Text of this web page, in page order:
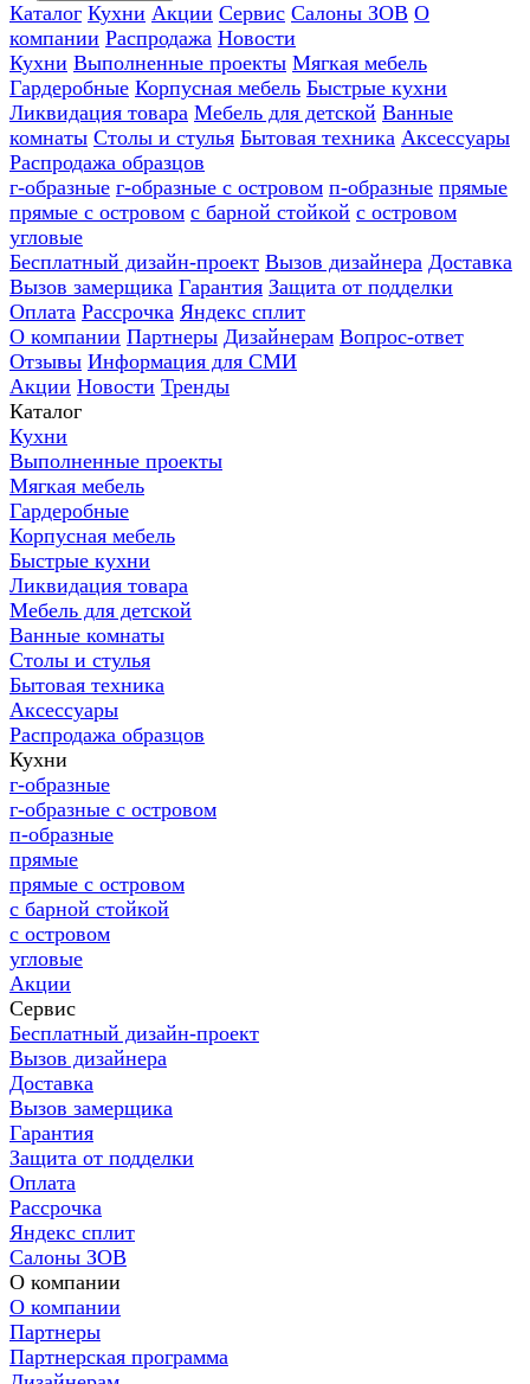
Каталог Кухни Акции Сервис Салоны ЗОВ О
компании Распродажа Новости
Кухни Выполненные проекты Мягкая мебель
Гардеробные Корпусная мебель Быстрые кухни
Ликвидация товара Мебель для детской Ванные
комнаты Столы и стулья Бытовая техника Аксессуары
Распродажа образцов
г-образные г-образные с островом п-образные прямые
прямые с островом с барной стойкой с островом
угловые
Бесплатный дизайн-проект Вызов дизайнера Доставка
Вызов замерщика Гарантия Защита от подделки
Оплата Рассрочка Яндекс сплит
О компании Партнеры Дизайнерам Вопрос-ответ
Отзывы Информация для СМИ
Акции Новости Тренды
Каталог
Кухни
Выполненные проекты
Мягкая мебель
Гардеробные
Корпусная мебель
Быстрые кухни
Ликвидация товара
Мебель для детской
Ванные комнаты
Столы и стулья
Бытовая техника
Аксессуары
Распродажа образцов
Кухни
г-образные
г-образные с островом
п-образные
прямые
прямые с островом
с барной стойкой
с островом
угловые
Акции
Сервис
Бесплатный дизайн-проект
Вызов дизайнера
Доставка
Вызов замерщика
Гарантия
Защита от подделки
Оплата
Рассрочка
Яндекс сплит
Салоны ЗОВ
О компании
О компании
Партнеры
Партнерская программа